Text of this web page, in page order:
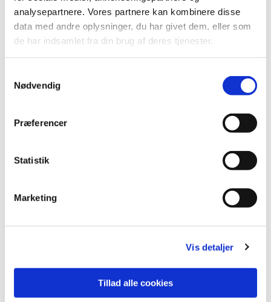
analysepartnere. Vores partnere kan kombinere disse
data med andre oplysninger, du har givet dem, eller som
de har indsamlet fra din brug af deres tjenester.
Nødvendig
Præferencer
Statistik
Marketing
Vis detaljer
Tillad alle cookies
Du vil måske også kunne
lide...